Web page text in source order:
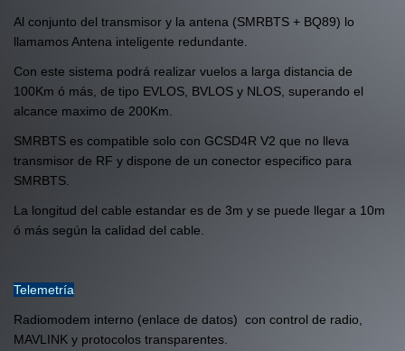
Al conjunto del transmisor y la antena (SMRBTS + BQ89) lo
llamamos Antena inteligente redundante.
Con este sistema podrá realizar vuelos a larga distancia de
100Km ó más, de tipo EVLOS, BVLOS y NLOS, superando el
alcance maximo de 200Km.
SMRBTS es compatible solo con GCSD4R V2 que no lleva
transmisor de RF y dispone de un conector especifico para
SMRBTS.
La longitud del cable estandar es de 3m y se puede llegar a 10m
ó más según la calidad del cable.
Telemetría
Radiomodem interno (enlace de datos) con control de radio,
MAVLINK y protocolos transparentes.